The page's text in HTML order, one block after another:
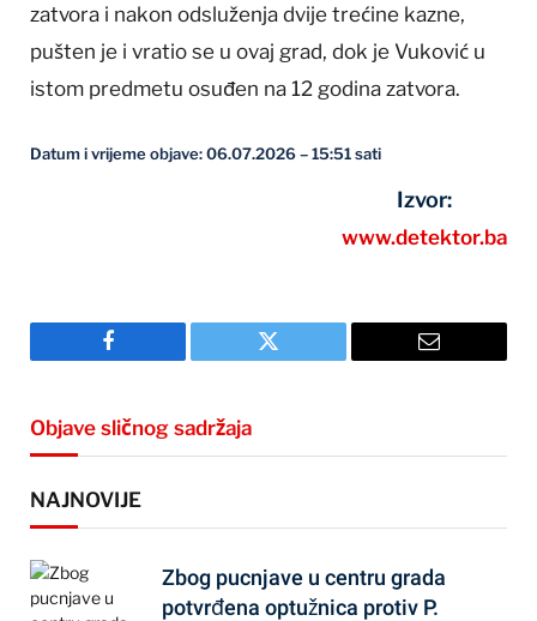
zatvora i nakon odsluženja dvije trećine kazne,
pušten je i vratio se u ovaj grad, dok je Vuković u
istom predmetu osuđen na 12 godina zatvora.
Datum i vrijeme objave: 06.07.2026 – 15:51 sati
Izvor:
www.detektor.ba
Facebook Twitter Email
Objave sličnog sadržaja
NAJNOVIJE
Zbog pucnjave u centru grada
potvrđena optužnica protiv P.